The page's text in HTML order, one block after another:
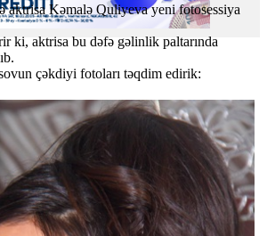
aktrisa Kəmalə Quliyeva yeni fotosessiya
ki, aktrisa bu dəfə gəlinlik paltarında
çəkdiyi fotoları təqdim edirik: